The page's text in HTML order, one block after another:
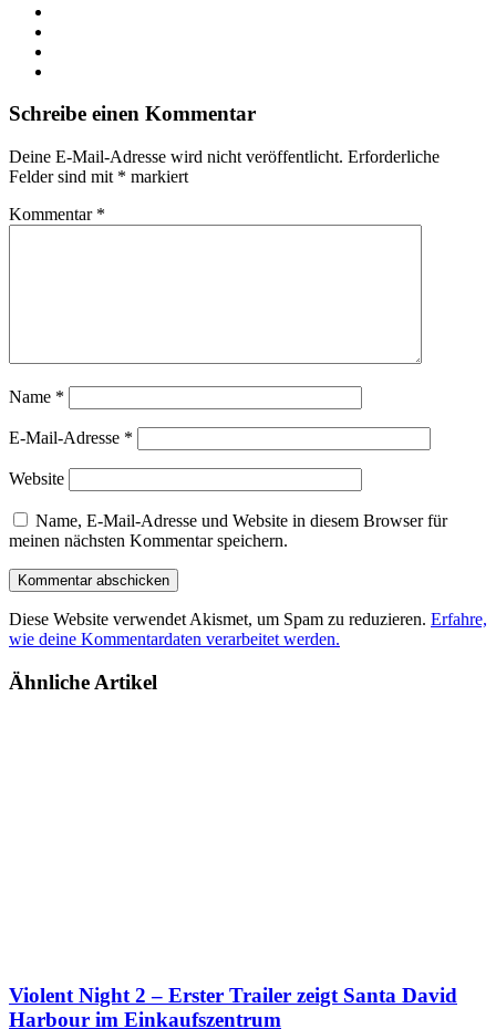
Schreibe einen Kommentar
Deine E-Mail-Adresse wird nicht veröffentlicht. Erforderliche
Felder sind mit * markiert
Kommentar *
Name *
E-Mail-Adresse *
Website
Name, E-Mail-Adresse und Website in diesem Browser für
meinen nächsten Kommentar speichern.
Diese Website verwendet Akismet, um Spam zu reduzieren. Erfahre,
wie deine Kommentardaten verarbeitet werden.
Ähnliche Artikel
Violent Night 2 – Erster Trailer zeigt Santa David
Harbour im Einkaufszentrum